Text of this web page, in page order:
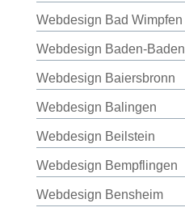
Webdesign Bad Wimpfen
Webdesign Baden-Baden
Webdesign Baiersbronn
Webdesign Balingen
Webdesign Beilstein
Webdesign Bempflingen
Webdesign Bensheim